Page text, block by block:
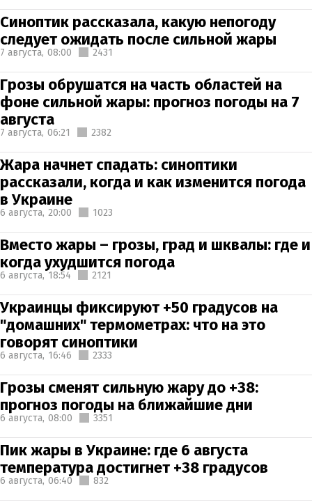
Синоптик рассказала, какую непогоду
следует ожидать после сильной жары
7 августа, 08:00 2431
Грозы обрушатся на часть областей на
фоне сильной жары: прогноз погоды на 7
августа
7 августа, 06:21 2382
Жара начнет спадать: синоптики
рассказали, когда и как изменится погода
в Украине
6 августа, 20:00 1023
Вместо жары – грозы, град и шквалы: где и
когда ухудшится погода
6 августа, 18:54 2121
Украинцы фиксируют +50 градусов на
"домашних" термометрах: что на это
говорят синоптики
6 августа, 16:46 2333
Грозы сменят сильную жару до +38:
прогноз погоды на ближайшие дни
6 августа, 08:00 3351
Пик жары в Украине: где 6 августа
температура достигнет +38 градусов
6 августа, 06:40 832